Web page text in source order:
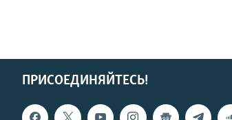
ПРИСОЕДИНЯЙТЕСЬ!